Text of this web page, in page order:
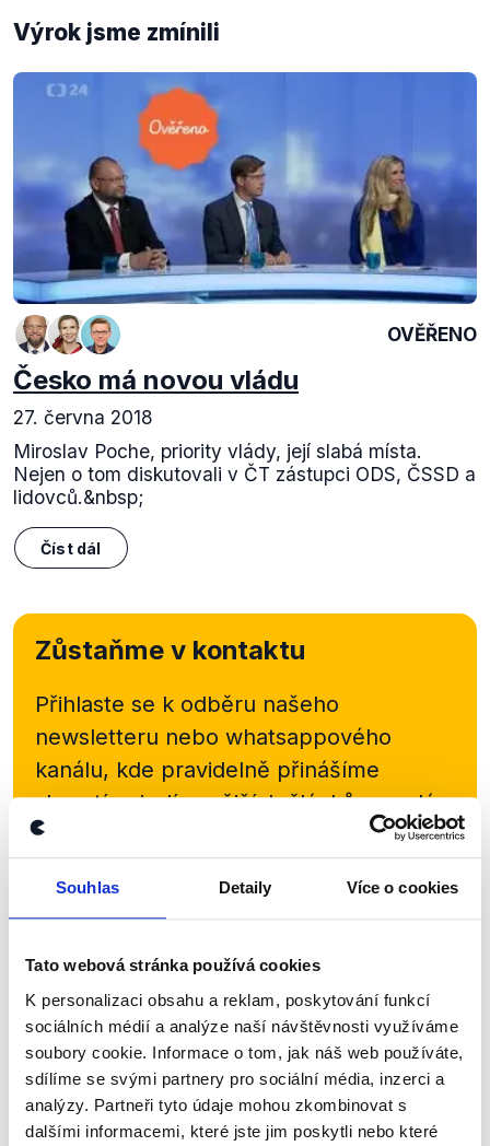
Souhlas Detaily Více o cookies
Tato webová stránka používá cookies
K personalizaci obsahu a reklam, poskytování funkcí
sociálních médií a analýze naší návštěvnosti využíváme
soubory cookie. Informace o tom, jak náš web používáte,
sdílíme se svými partnery pro sociální média, inzerci a
analýzy. Partneři tyto údaje mohou zkombinovat s
dalšími informacemi, které jste jim poskytli nebo které
Výrok jsme zmínili
OVĚŘENO
Česko má novou vládu
27. června 2018
Miroslav Poche, priority vlády, její slabá místa.
Nejen o tom diskutovali v ČT zástupci ODS, ČSSD a
lidovců.&nbsp;
Číst dál
Zůstaňme v kontaktu
Přihlaste se k odběru našeho
newsletteru nebo whatsappového
kanálu, kde pravidelně přinášíme
shrnutí nejzajímavějších článků a analýz.
Začněte nás odebírat, a mějte tak
nepravdy se zrovna v Česku šíří.
Newsletter WhatsApp
Sociální sítě
Nenechte si ujít nejnovější události